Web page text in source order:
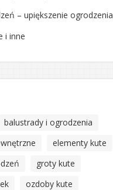
– upiększenie ogrodzenia
i inne
balustrady i ogrodzenia
elementy kute
groty kute
ozdoby kute